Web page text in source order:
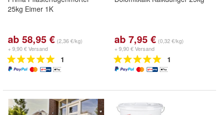
25kg Eimer 1K
ab 58,95 € (2,36 €/kg)
+ 9,90 € Versand
1
ab 7,95 € (0,32 €/kg)
+ 9,90 € Versand
1